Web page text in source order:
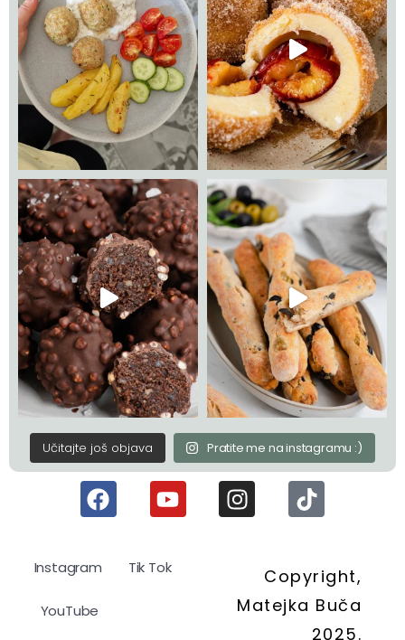
Učitajte još objava Pratite me na instagramu :)
Instagram Tik Tok
YouTube
Copyright,
Matejka Buča
2025.